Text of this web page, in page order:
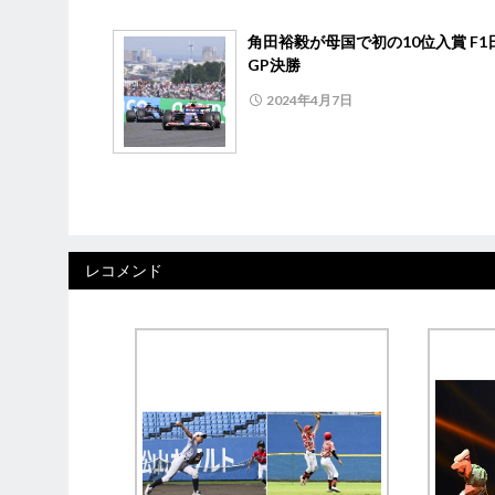
角田裕毅が母国で初の10位入賞 F1
GP決勝
2024年4月7日
レコメンド